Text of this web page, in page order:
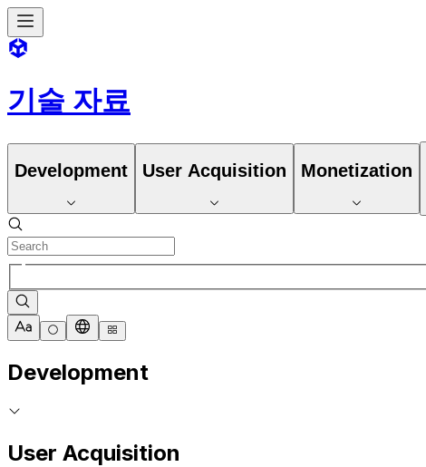
기술 자료
Development User Acquisition Monetization
Development
User Acquisition